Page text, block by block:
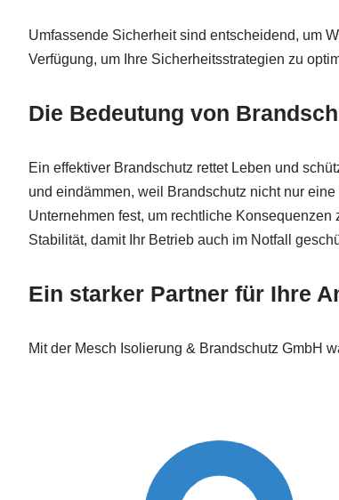
Umfassende Sicherheit sind entscheidend, um
Verfügung, um Ihre Sicherheitsstrategien zu
Die Bedeutung von
Ein effektiver Brandschutz rettet Leben und
und eindämmen, weil Brandschutz nicht nur
Unternehmen fest, um rechtliche
Stabilität, damit Ihr Betrieb auch im Notfall
Ein starker Partner für Ihre
Mit der Mesch Isolierung & Brandschutz GmbH